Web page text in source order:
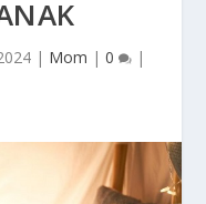
| Mom | 0 |